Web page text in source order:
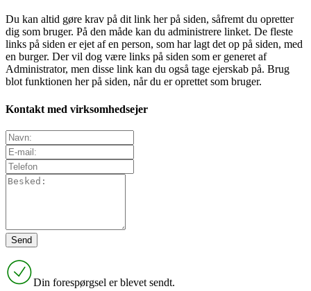
Du kan altid gøre krav på dit link her på siden, såfremt du opretter
dig som bruger. På den måde kan du administrere linket. De fleste
links på siden er ejet af en person, som har lagt det op på siden, med
en burger. Der vil dog være links på siden som er generet af
Administrator, men disse link kan du også tage ejerskab på. Brug
blot funktionen her på siden, når du er oprettet som bruger.
Kontakt med virksomhedsejer
Din forespørgsel er blevet sendt.